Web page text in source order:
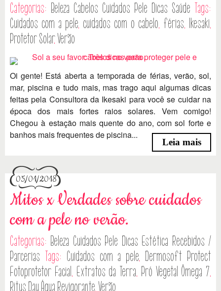
Categorias: Beleza Cabelos Cuidados Pele Dicas Saúde Tags:
Cuidados com a pele, cuidados com o cabelo, férias, Ikesaki,
Protetor Solar,Verão
Oi gente! Está aberta a temporada de férias, verão, sol,
mar, piscina e tudo mais, mas trago aqui algumas dicas
feitas pela Consultora da Ikesaki para você se cuidar na
época dos mais fortes raios solares. Vem comigo!
Chegou à estação mais quente do ano, com sol forte e
banhos mais frequentes de piscina...
Leia mais
05/01/2018
Mitos x Verdades sobre cuidados
com a pele no verão.
Categorias: Beleza Cuidados Pele Dicas Estética Recebidos /
Parcerias Tags: Cuidados com a pele, Dermosoft Protect
Fotoprotetor Facial, Extratos da Terra, Pró Vegetal Ômega 7,
Ritus Day Água Revigorante,Verão